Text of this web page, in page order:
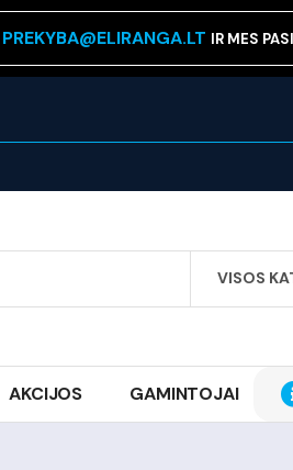
PREKYBA@ELIRANGA.LT IR MES
VISOS
SEARCH
AKCIJOS GAMINTOJAI